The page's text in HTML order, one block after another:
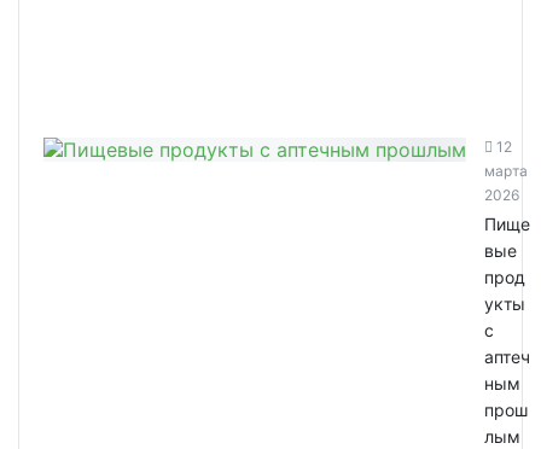
12
марта
2026
Пище
вые
прод
укты
с
аптеч
ным
прош
лым